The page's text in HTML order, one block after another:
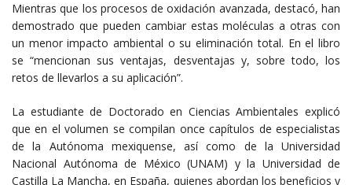
Mientras que los procesos de oxidación avanzada, destacó, han
demostrado que pueden cambiar estas moléculas a otras con
un menor impacto ambiental o su eliminación total. En el libro
se “mencionan sus ventajas, desventajas y, sobre todo, los
retos de llevarlos a su aplicación”.
La estudiante de Doctorado en Ciencias Ambientales explicó
que en el volumen se compilan once capítulos de especialistas
de la Autónoma mexiquense, así como de la Universidad
Nacional Autónoma de México (UNAM) y la Universidad de
Castilla La Mancha, en España, quienes abordan los beneficios y